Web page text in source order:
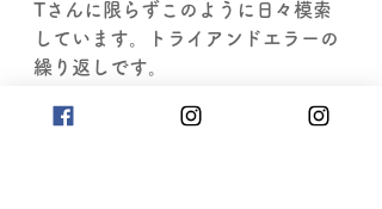
Tさんに限らずこのように日々模索
しています。トライアンドエラーの
繰り返しです。